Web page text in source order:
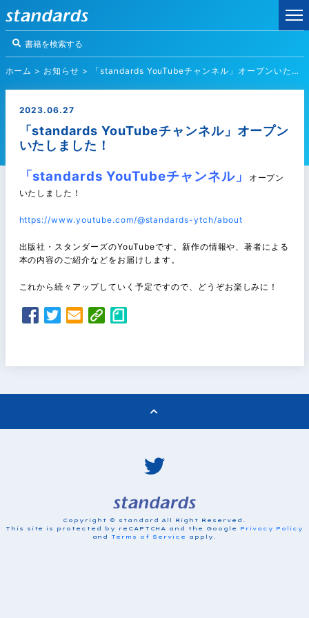
ホーム > お知らせ > 「standards YouTubeチャンネル」オープンいたしました！
2023.06.27
「standards YouTubeチャンネル」オープン
いたしました！
「standards YouTubeチャンネル」
オープン
いたしました！
https://www.youtube.com/@standards-ytch/about
出版社・スタンダーズのYouTubeです。新作の情報や、著者による
本の内容のご紹介などをお届けします。
これから続々アップしていく予定ですので、どうぞお楽しみに！
Copyright © standard All Right Reserved.
This site is protected by reCAPTCHA and the Google
Privacy Policy
and Terms of Service apply.